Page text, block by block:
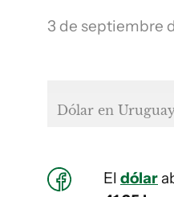
3 de septiembre
Dólar en
El dólar